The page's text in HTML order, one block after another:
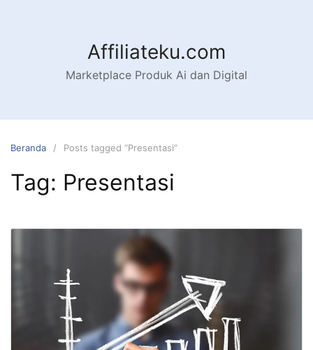
Affiliateku.com
Marketplace Produk Ai dan Digital
Beranda Posts tagged “Presentasi”
Tag: Presentasi